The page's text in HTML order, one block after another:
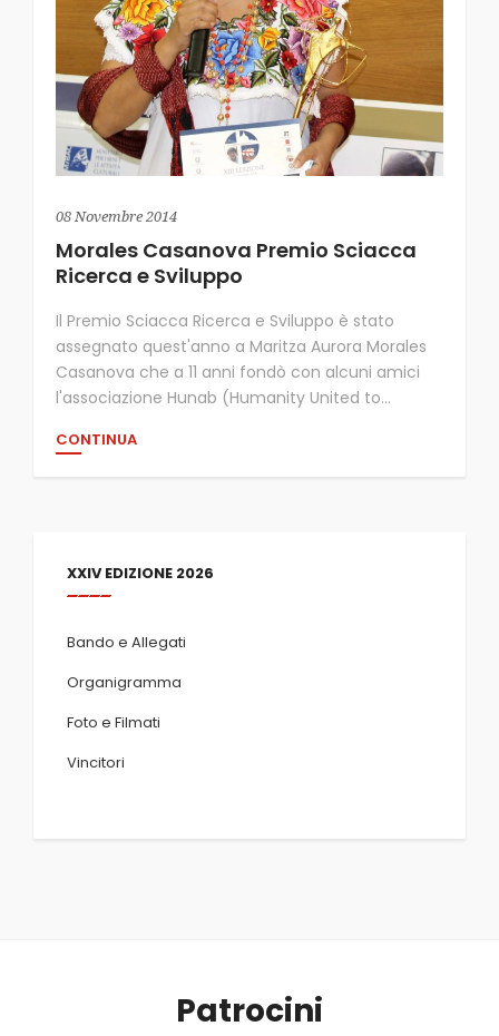
08 Novembre 2014
Morales Casanova Premio Sciacca
Ricerca e Sviluppo
Il Premio Sciacca Ricerca e Sviluppo è stato
assegnato quest'anno a Maritza Aurora Morales
Casanova che a 11 anni fondò con alcuni amici
l'associazione Hunab (Humanity United to...
CONTINUA
XXIV EDIZIONE 2026
Bando e Allegati
Organigramma
Foto e Filmati
Vincitori
Patrocini